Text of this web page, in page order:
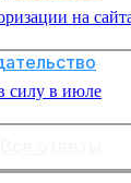
на
силу в июле